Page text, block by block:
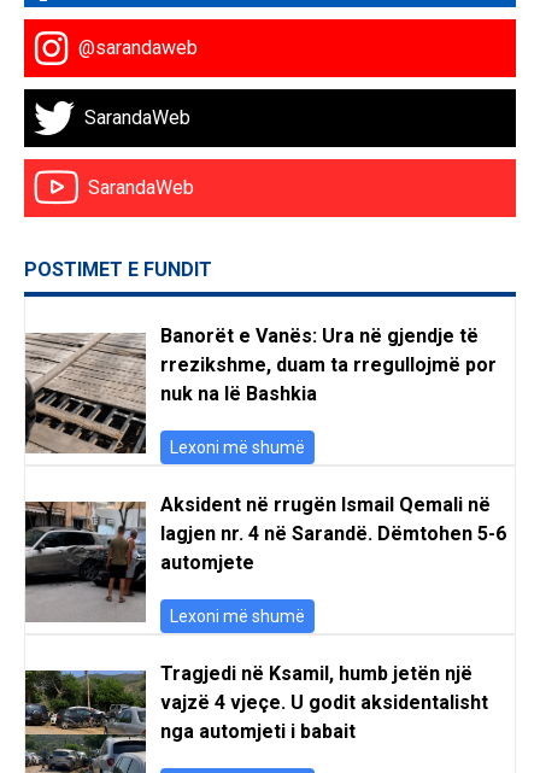
@sarandaweb
SarandaWeb
SarandaWeb
POSTIMET E FUNDIT
Banorët e Vanës: Ura në gjendje të
rrezikshme, duam ta rregullojmë por
nuk na lë Bashkia
Lexoni më shumë
Aksident në rrugën Ismail Qemali në
lagjen nr. 4 në Sarandë. Dëmtohen 5-6
automjete
Lexoni më shumë
Tragjedi në Ksamil, humb jetën një
vajzë 4 vjeçe. U godit aksidentalisht
nga automjeti i babait